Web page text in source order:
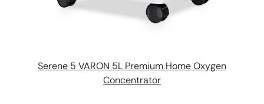
Serene 5 VARON 5L Premium Home Oxygen
Concentrator